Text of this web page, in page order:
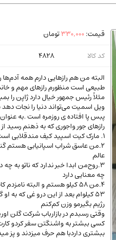
قیمت: 330,000تومان
کد کالا
4828
البته من هم رازهایی دارم همه آدم‌ها
طبیعی است منظورم رازهای مهم و
مثلاً رئیس جمهور خیال دارد ژاپن را
ویل اسمیت می‌تواند دنیا را نجات دهد
پبس پا افتاده ی روزمره است .به
رازهای جور واجوری که به ذهنم رسید
1. مارک کیت اسپید کیف مندقلابی است .
2.من عاسق شراب اسپانیابی هستم
عالم
3.روح‌من ابدا خبر ندارد که ناتو به چه
چه معنایی دارد
4.من 58 کیلو هستم و البته
53 کیلوام بعد از این درو غی که به
رژیم بگیرمو وزن کم‌کنم
وقتی رسبدم در بازارباب شرکت گلن
کسی ببشتر به واشنگتن سفر کردو کارت
ببشتری داردبا هم حرف میزدند و پز